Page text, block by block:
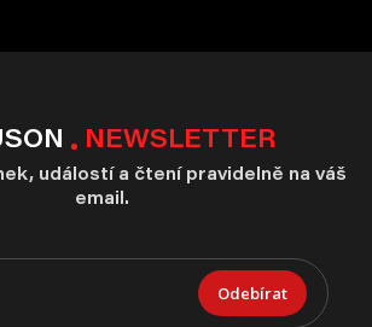
NEWSLETTER
událostí a čtení pravidelně na váš
email.
Odebírat